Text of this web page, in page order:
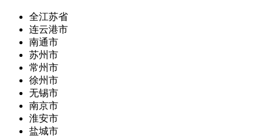
全江苏省
连云港市
南通市
苏州市
常州市
徐州市
无锡市
南京市
淮安市
盐城市